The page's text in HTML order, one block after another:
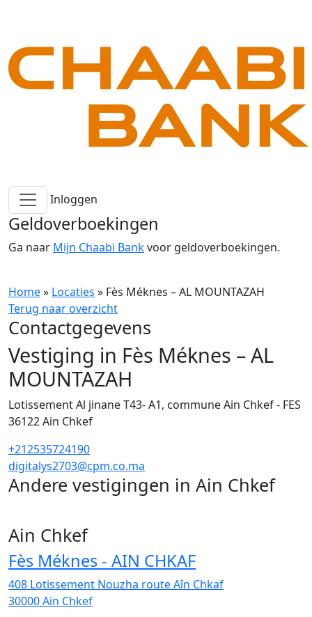
Inloggen
Geldoverboekingen
Ga naar Mijn Chaabi Bankvoor geldoverboekingen.
Home» Locaties » Fès Méknes – AL MOUNTAZAH
Terug naar overzicht
Contactgegevens
Vestiging in Fès Méknes – AL
MOUNTAZAH
Lotissement Al jinane T43- A1, commune Ain Chkef - FES
36122Ain Chkef
+212535724190
digitalys2703@cpm.co.ma
Andere vestigingen in Ain Chkef
Ain Chkef
Fès Méknes - AIN CHKAF
408 Lotissement Nouzha route Aîn Chkaf
30000Ain Chkef